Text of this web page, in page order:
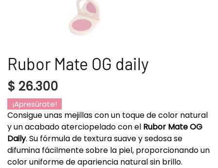
Rubor Mate OG daily
$ 26.300
¡Apresúrate!
Consigue unas mejillas con un toque de color natural
y un acabado aterciopelado con el Rubor Mate OG
Daily. Su fórmula de textura suave y sedosa se
difumina fácilmente sobre la piel, proporcionando un
color uniforme de apariencia natural sin brillo.